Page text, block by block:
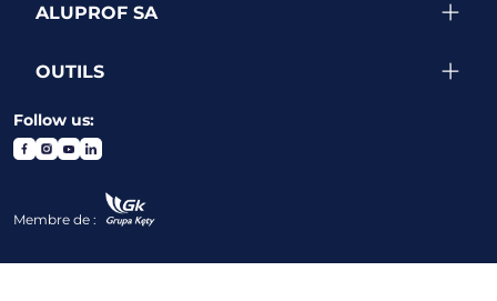
ALUPROF SA
OUTILS
Follow us:
Membre de :